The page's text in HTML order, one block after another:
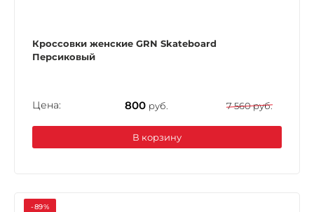
Кроссовки женские GRN Skateboard
Персиковый
Цена: 800 руб. 7 560 руб.
В корзину
-89%